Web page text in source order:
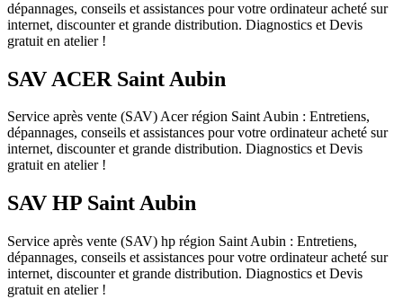
dépannages, conseils et assistances pour votre ordinateur acheté sur
internet, discounter et grande distribution. Diagnostics et Devis
gratuit en atelier !
SAV ACER Saint Aubin
Service après vente (SAV) Acer région Saint Aubin : Entretiens,
dépannages, conseils et assistances pour votre ordinateur acheté sur
internet, discounter et grande distribution. Diagnostics et Devis
gratuit en atelier !
SAV HP Saint Aubin
Service après vente (SAV) hp région Saint Aubin : Entretiens,
dépannages, conseils et assistances pour votre ordinateur acheté sur
internet, discounter et grande distribution. Diagnostics et Devis
gratuit en atelier !